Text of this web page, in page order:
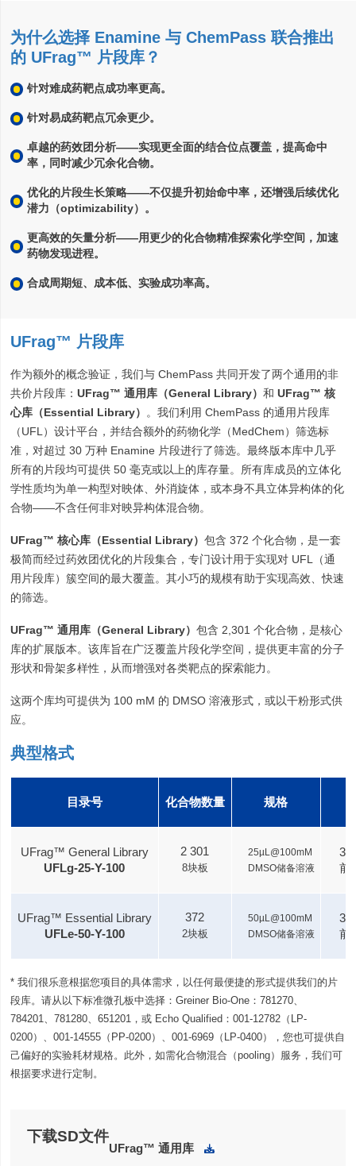
为什么选择 Enamine 与 ChemPass 联合推出
的 UFrag™ 片段库？
针对难成药靶点成功率更高。
针对易成药靶点冗余更少。
卓越的药效团分析——实现更全面的结合位点覆盖，提高命中
率，同时减少冗余化合物。
优化的片段生长策略——不仅提升初始命中率，还增强后续优化
潜力（optimizability）。
更高效的矢量分析——用更少的化合物精准探索化学空间，加速
药物发现进程。
合成周期短、成本低、实验成功率高。
UFrag™ 片段库
作为额外的概念验证，我们与 ChemPass 共同开发了两个通用的非
共价片段库： UFrag™ 通用库（General Library） 和 UFrag™ 核
心库（Essential Library） 。我们利用 ChemPass 的通用片段库
（UFL）设计平台，并结合额外的药物化学（MedChem）筛选标
准，对超过 30 万种 Enamine 片段进行了筛选。最终版本库中几乎
所有的片段均可提供 50 毫克或以上的库存量。所有库成员的立体化
学性质均为单一构型对映体、外消旋体，或本身不具立体异构体的化
合物——不含任何非对映异构体混合物。
UFrag™ 核心库（Essential Library） 包含 372 个化合物，是一套
极简而经过药效团优化的片段集合，专门设计用于实现对 UFL（通
用片段库）簇空间的最大覆盖。其小巧的规模有助于实现高效、快速
的筛选。
UFrag™ 通用库（General Library） 包含 2,301 个化合物，是核心
库的扩展版本。该库旨在广泛覆盖片段化学空间，提供更丰富的分子
形状和骨架多样性，从而增强对各类靶点的探索能力。
这两个库均可提供为 100 mM 的 DMSO 溶液形式，或以干粉形式供
应。
典型格式
目录号 化合物数量 规格
UFrag™ General Library
UFLg-25-Y-100
2 301
8块板
25µL@100mM
DMSO储备溶液
前
UFrag™ Essential Library
UFLe-50-Y-100
372
2块板
50µL@100mM
DMSO储备溶液
前
* 我们很乐意根据您项目的具体需求，以任何最便捷的形式提供我们的片
段库。请从以下标准微孔板中选择：Greiner Bio-One：781270、
784201、781280、651201，或 Echo Qualified：001-12782（LP-
0200）、001-14555（PP-0200）、001-6969（LP-0400），您也可提供自
己偏好的实验耗材规格。此外，如需化合物混合（pooling）服务，我们可
根据要求进行定制。
下载SD文件
UFrag™ 通用库 下载